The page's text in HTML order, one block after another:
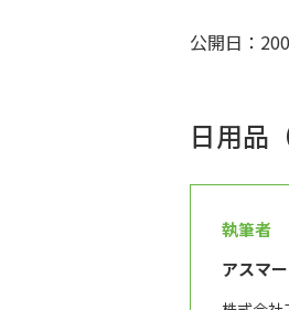
公開日：
日用品
執筆者
アスマ